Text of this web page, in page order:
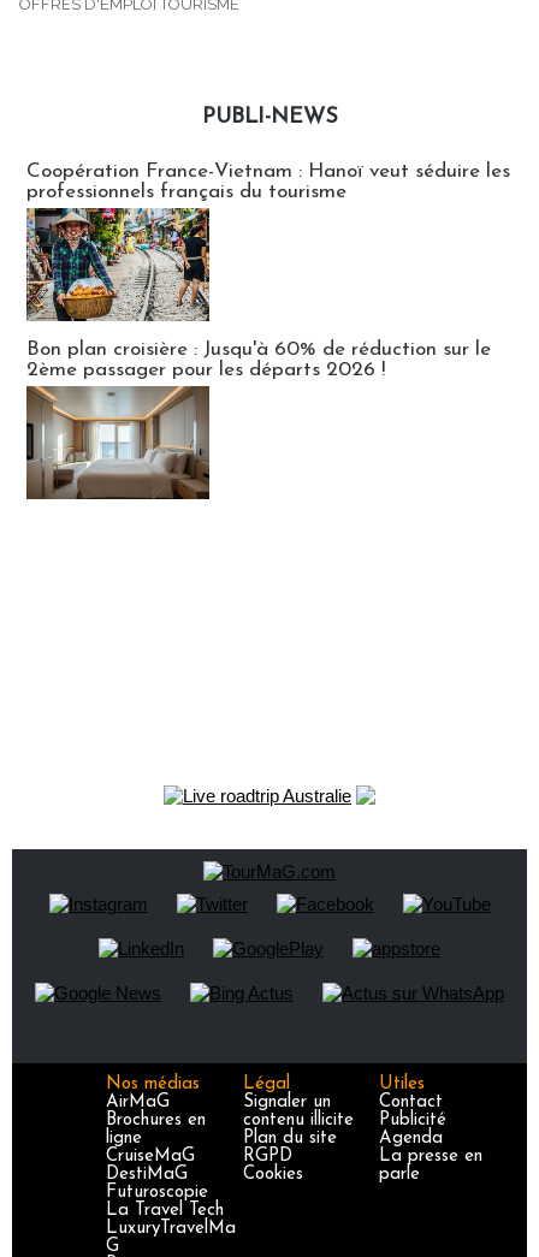
OFFRES D'EMPLOI TOURISME
PUBLI-NEWS
Coopération France-Vietnam : Hanoï veut séduire les
professionnels français du tourisme
Bon plan croisière : Jusqu'à 60% de réduction sur le
2ème passager pour les départs 2026 !
Nos médias
AirMaG
Brochures en
ligne
CruiseMaG
DestiMaG
Futuroscopie
La Travel Tech
LuxuryTravelMa
G
Légal
Signaler un
contenu illicite
Plan du site
RGPD
Cookies
Utiles
Contact
Publicité
Agenda
La presse en
parle